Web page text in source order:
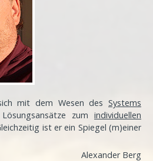
mit dem Wesen des Systems
zum individuellen
ist er ein Spiegel (m)einer
Alexander Berg